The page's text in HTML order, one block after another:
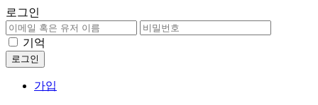
로그인
기억
가입